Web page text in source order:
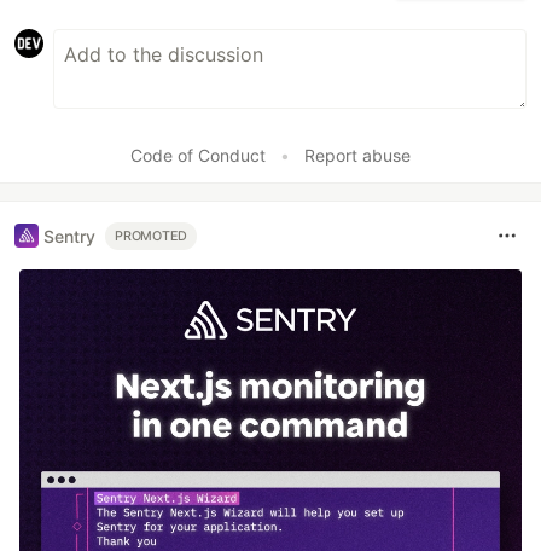
Code of Conduct • Report abuse
Sentry PROMOTED